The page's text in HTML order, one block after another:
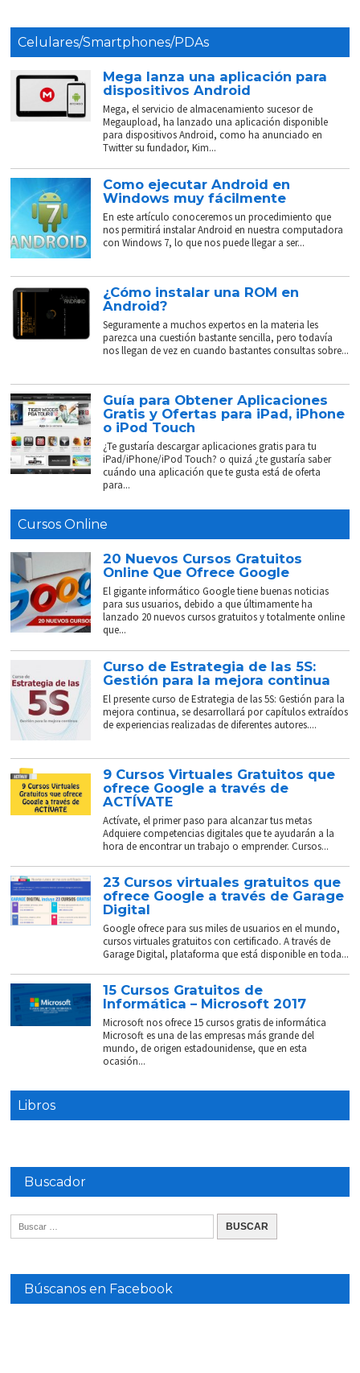
Celulares/Smartphones/PDAs
Mega lanza una aplicación para
dispositivos Android
Mega, el servicio de almacenamiento sucesor de
Megaupload, ha lanzado una aplicación disponible
para dispositivos Android, como ha anunciado en
Twitter su fundador, Kim...
Como ejecutar Android en
Windows muy fácilmente
En este artículo conoceremos un procedimiento que
nos permitirá instalar Android en nuestra computadora
con Windows 7, lo que nos puede llegar a ser...
¿Cómo instalar una ROM en
Android?
Seguramente a muchos expertos en la materia les
parezca una cuestión bastante sencilla, pero todavía
nos llegan de vez en cuando bastantes consultas sobre...
Guía para Obtener Aplicaciones
Gratis y Ofertas para iPad, iPhone
o iPod Touch
¿Te gustaría descargar aplicaciones gratis para tu
iPad/iPhone/iPod Touch? o quizá ¿te gustaría saber
cuándo una aplicación que te gusta está de oferta
para...
Cursos Online
20 Nuevos Cursos Gratuitos
Online Que Ofrece Google
El gigante informático Google tiene buenas noticias
para sus usuarios, debido a que últimamente ha
lanzado 20 nuevos cursos gratuitos y totalmente online
que...
Curso de Estrategia de las 5S:
Gestión para la mejora continua
El presente curso de Estrategia de las 5S: Gestión para la
mejora continua, se desarrollará por capítulos extraídos
de experiencias realizadas de diferentes autores....
9 Cursos Virtuales Gratuitos que
ofrece Google a través de
ACTÍVATE
Actívate, el primer paso para alcanzar tus metas
Adquiere competencias digitales que te ayudarán a la
hora de encontrar un trabajo o emprender. Cursos...
23 Cursos virtuales gratuitos que
ofrece Google a través de Garage
Digital
Google ofrece para sus miles de usuarios en el mundo,
cursos virtuales gratuitos con certificado. A través de
Garage Digital, plataforma que está disponible en toda...
15 Cursos Gratuitos de
Informática – Microsoft 2017
Microsoft nos ofrece 15 cursos gratis de informática
Microsoft es una de las empresas más grande del
mundo, de origen estadounidense, que en esta
ocasión...
Libros
Buscador
Búscanos en Facebook